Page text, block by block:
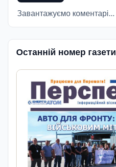
Завантажуємо коментарі...
Останній номер газети